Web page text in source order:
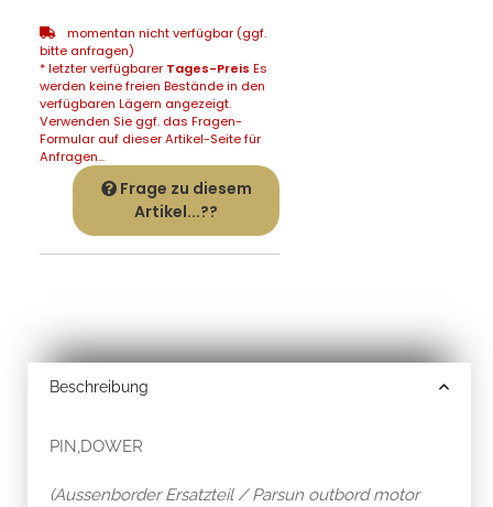
momentan nicht verfügbar (ggf.
bitte anfragen)
* letzter verfügbarer Tages-Preis Es
werden keine freien Bestände in den
verfügbaren Lägern angezeigt.
Verwenden Sie ggf. das Fragen-
Formular auf dieser Artikel-Seite für
Anfragen...
Frage zu diesem
Artikel...??
Beschreibung
PIN,DOWER
(Aussenborder Ersatzteil / Parsun outbord motor